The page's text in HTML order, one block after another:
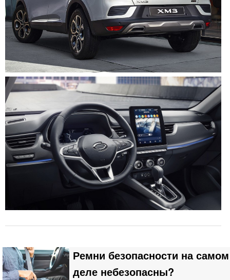
Ремни безопасности на самом
деле небезопасны?